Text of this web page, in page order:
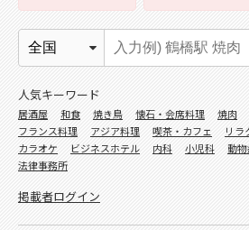
人気キーワード
居酒屋 和食 焼き鳥 懐石・会席料理 焼肉
フランス料理
アジア料理 喫茶・カフェ リラ
カラオケ
ビジネスホテル 内科 小児科 動
法律事務所
掲載者ログイン